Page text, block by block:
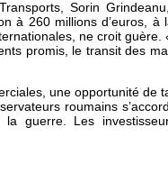
Sorin
à 260 millions d’euros,
ne croit guère.
promis, le transit des
une opportunité de
roumains
guerre. Les